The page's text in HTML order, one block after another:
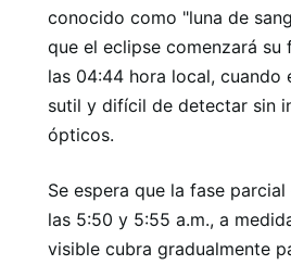
conocido como "luna de
que el eclipse comenzará su
las 04:44 hora local, cuando
sutil y difícil de detectar sin
ópticos.
Se espera que la fase
las 5:50 y 5:55 a.m., a
visible cubra gradualmente